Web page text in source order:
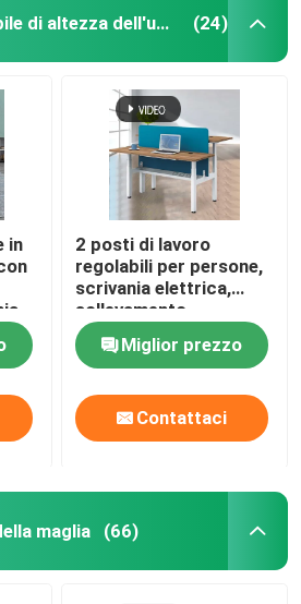
Scrittorio regolabile di altezza dell'ufficio (24)
in
in
2 posti di lavoro
regolabili per persone,
scrivania elettrica,
sollevamento
automatico
Miglior prezzo
Contattaci
maglia (66)